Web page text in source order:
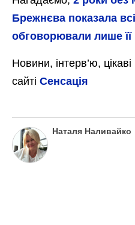
Брежнєва показала
обговорювали лише її
Новини, інтерв’ю,
сайті Сенсація
Наталя Наливайко